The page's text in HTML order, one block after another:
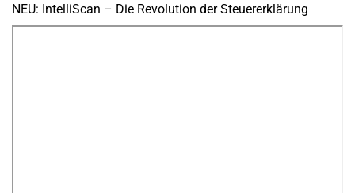
NEU: IntelliScan – Die Revolution der Steuererklärung